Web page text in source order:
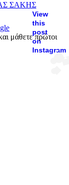
View
this
post
on
Instagram
ΣΑΚΗΣ
μάθετε πρώτοι